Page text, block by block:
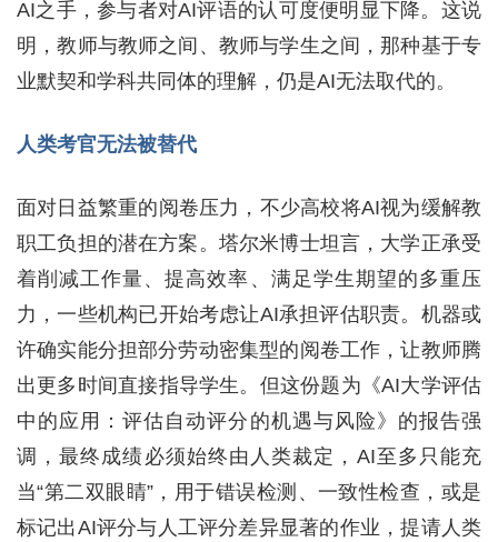
AI之手，参与者对AI评语的认可度便明显下降。这说
明，教师与教师之间、教师与学生之间，那种基于专
业默契和学科共同体的理解，仍是AI无法取代的。
人类考官无法被替代
面对日益繁重的阅卷压力，不少高校将AI视为缓解教
职工负担的潜在方案。塔尔米博士坦言，大学正承受
着削减工作量、提高效率、满足学生期望的多重压
力，一些机构已开始考虑让AI承担评估职责。机器或
许确实能分担部分劳动密集型的阅卷工作，让教师腾
出更多时间直接指导学生。但这份题为《AI大学评估
中的应用：评估自动评分的机遇与风险》的报告强
调，最终成绩必须始终由人类裁定，AI至多只能充
当“第二双眼睛”，用于错误检测、一致性检查，或是
标记出AI评分与人工评分差异显著的作业，提请人类